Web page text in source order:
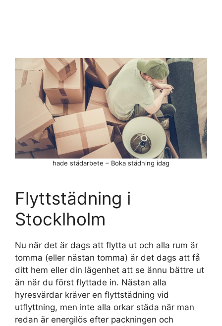
Flyttstädning i
Stocklholm
Nu när det är dags att flytta ut och alla rum är
tomma (eller nästan tomma) är det dags att få
ditt hem eller din lägenhet att se ännu bättre ut
än när du först flyttade in. Nästan alla
hyresvärdar kräver en flyttstädning vid
utflyttning, men inte alla orkar städa när man
redan är energilös efter packningen och
hade städarbete – Boka städning idag